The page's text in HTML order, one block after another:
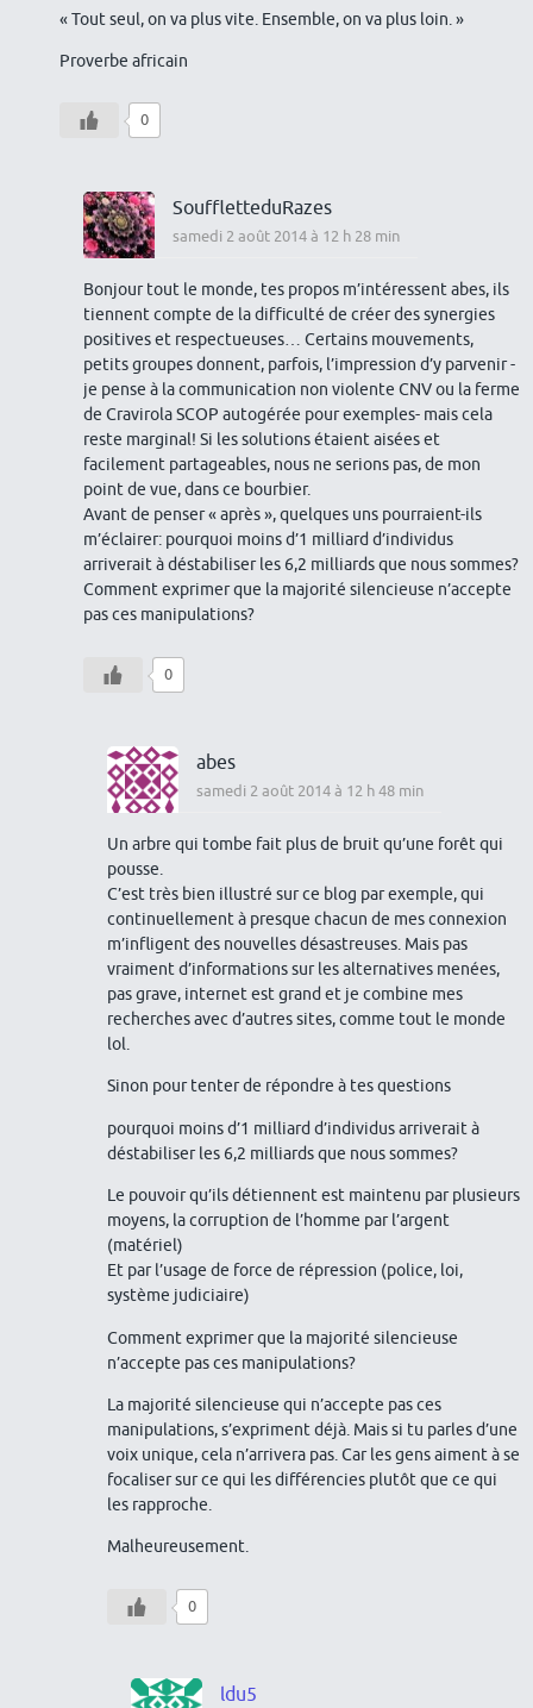
« Tout seul, on va plus vite. Ensemble, on va plus loin. »
Proverbe africain
0
SouffletteduRazes
samedi 2 août 2014 à 12 h 28 min
Bonjour tout le monde, tes propos m’intéressent abes, ils
tiennent compte de la difficulté de créer des synergies
positives et respectueuses… Certains mouvements,
petits groupes donnent, parfois, l’impression d’y parvenir -
je pense à la communication non violente CNV ou la ferme
de Cravirola SCOP autogérée pour exemples- mais cela
reste marginal! Si les solutions étaient aisées et
facilement partageables, nous ne serions pas, de mon
point de vue, dans ce bourbier.
Avant de penser « après », quelques uns pourraient-ils
m’éclairer: pourquoi moins d’1 milliard d’individus
arriverait à déstabiliser les 6,2 milliards que nous sommes?
Comment exprimer que la majorité silencieuse n’accepte
pas ces manipulations?
0
abes
samedi 2 août 2014 à 12 h 48 min
Un arbre qui tombe fait plus de bruit qu’une forêt qui
pousse.
C’est très bien illustré sur ce blog par exemple, qui
continuellement à presque chacun de mes connexion
m’infligent des nouvelles désastreuses. Mais pas
vraiment d’informations sur les alternatives menées,
pas grave, internet est grand et je combine mes
recherches avec d’autres sites, comme tout le monde
lol.
Sinon pour tenter de répondre à tes questions
pourquoi moins d’1 milliard d’individus arriverait à
déstabiliser les 6,2 milliards que nous sommes?
Le pouvoir qu’ils détiennent est maintenu par plusieurs
moyens, la corruption de l’homme par l’argent
(matériel)
Et par l’usage de force de répression (police, loi,
système judiciaire)
Comment exprimer que la majorité silencieuse
n’accepte pas ces manipulations?
La majorité silencieuse qui n’accepte pas ces
manipulations, s’expriment déjà. Mais si tu parles d’une
voix unique, cela n’arrivera pas. Car les gens aiment à se
focaliser sur ce qui les différencies plutôt que ce qui
les rapproche.
Malheureusement.
0
ldu5